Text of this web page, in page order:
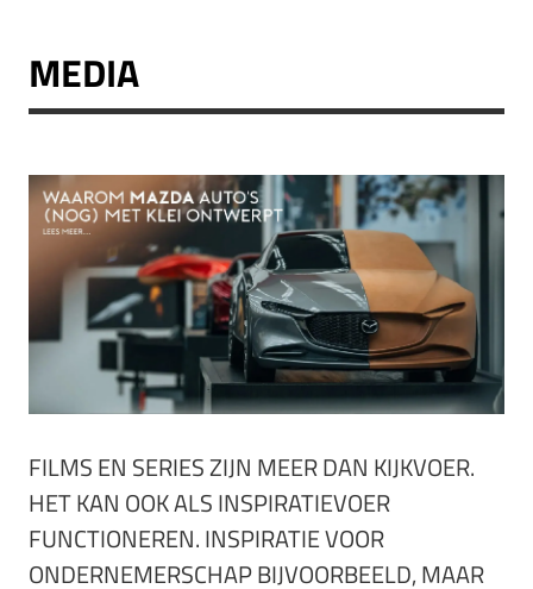
MEDIA
FILMS EN SERIES ZIJN MEER DAN KIJKVOER.
HET KAN OOK ALS INSPIRATIEVOER
FUNCTIONEREN. INSPIRATIE VOOR
ONDERNEMERSCHAP BIJVOORBEELD, MAAR